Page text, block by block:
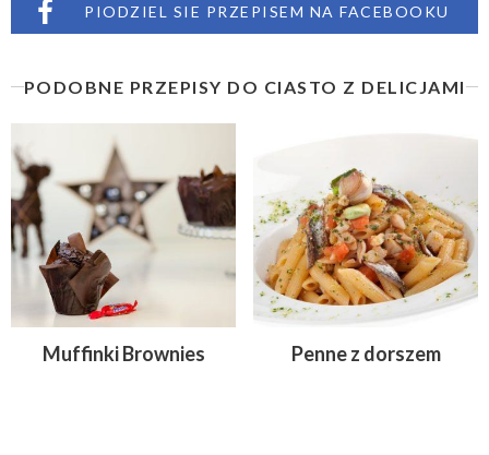
PIODZIEL SIE PRZEPISEM NA FACEBOOKU
PODOBNE PRZEPISY DO CIASTO Z DELICJAMI
Muffinki Brownies Penne z dorszem